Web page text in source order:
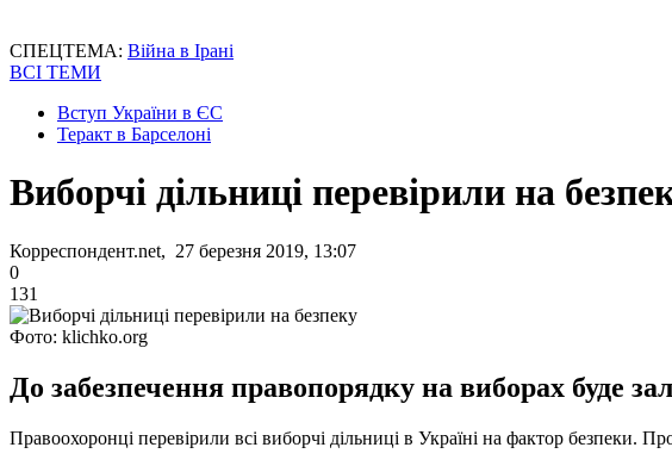
СПЕЦТЕМА: Війна в Ірані
ВСІ ТЕМИ
Вступ України в ЄС
Теракт в Барселоні
Виборчі дільниці перевірили на
Корреспондент.net, 27 березня 2019, 13:07
0
131
Фото: klichko.org
До забезпечення правопорядку на виборах буде
Правоохоронці перевірили всі виборчі дільниці в Україні на фактор безпеки.